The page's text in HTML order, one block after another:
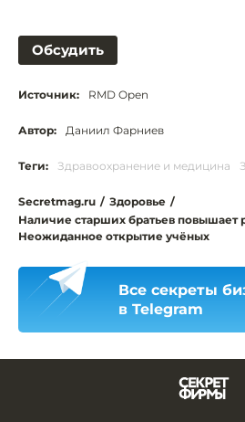
Обсудить
Источник: RMD Open
Автор: Даниил Фарниев
Теги: Здравоохранение и медицина
Secretmag.ru / Здоровье /
Наличие старших братьев повышает
Неожиданное открытие учёных
Все секреты
в Telegram